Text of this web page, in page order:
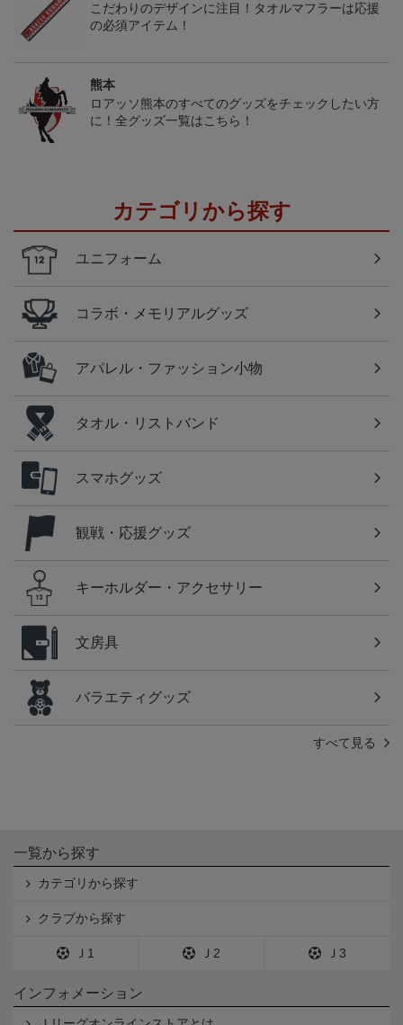
こだわりのデザインに注目！タオルマフラーは応援
の必須アイテム！
熊本
ロアッソ熊本のすべてのグッズをチェックしたい方
に！全グッズ一覧はこちら！
カテゴリから探す
ユニフォーム
コラボ・メモリアルグッズ
アパレル・ファッション小物
タオル・リストバンド
スマホグッズ
観戦・応援グッズ
キーホルダー・アクセサリー
文房具
バラエティグッズ
すべて見る
一覧から探す
カテゴリから探す
クラブから探す
Ｊ1 Ｊ2 Ｊ3
インフォメーション